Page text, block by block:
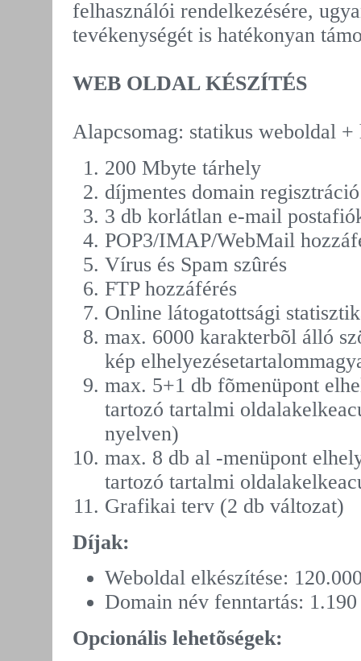
felhasználói rendelkezésére,
tevékenységét is hatékonyan
WEB OLDAL KÉSZÍTÉS
Alapcsomag: statikus weboldal +
200 Mbyte tárhely
díjmentes domain regisztráció
3 db korlátlan e-mail
POP3/IMAP/WebMail
Vírus és Spam szûrés
FTP hozzáférés
Online látogatottsági
max. 6000 karakterbõl álló
kép
max. 5+1 db fõmenüpont
tartozó tartalmi
nyelven)
max. 8 db al -menüpont
tartozó tartalmi
Grafikai terv (2 db változat)
Díjak:
Weboldal elkészítése:
Domain név fenntartás:
Opcionális lehetõségek: